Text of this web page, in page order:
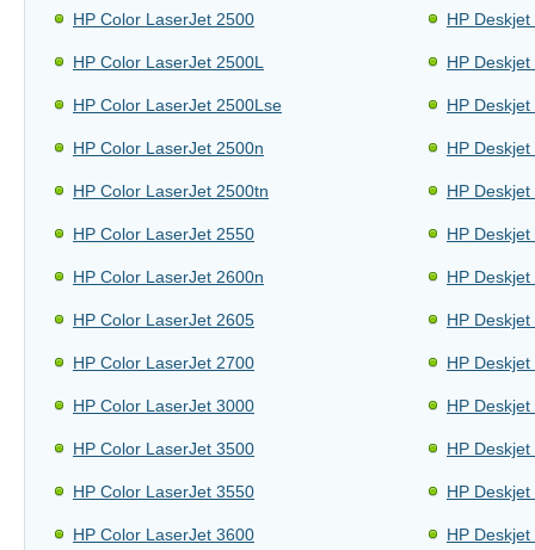
HP Color LaserJet 2500
HP Color LaserJet 2500L
HP Color LaserJet 2500Lse
HP Color LaserJet 2500n
HP Color LaserJet 2500tn
HP Color LaserJet 2550
HP Color LaserJet 2600n
HP Color LaserJet 2605
HP Color LaserJet 2700
HP Color LaserJet 3000
HP Color LaserJet 3500
HP Color LaserJet 3550
HP Color LaserJet 3600
HP
HP
HP
HP
HP
HP
HP Deskjet
HP
HP
HP
HP
HP
HP